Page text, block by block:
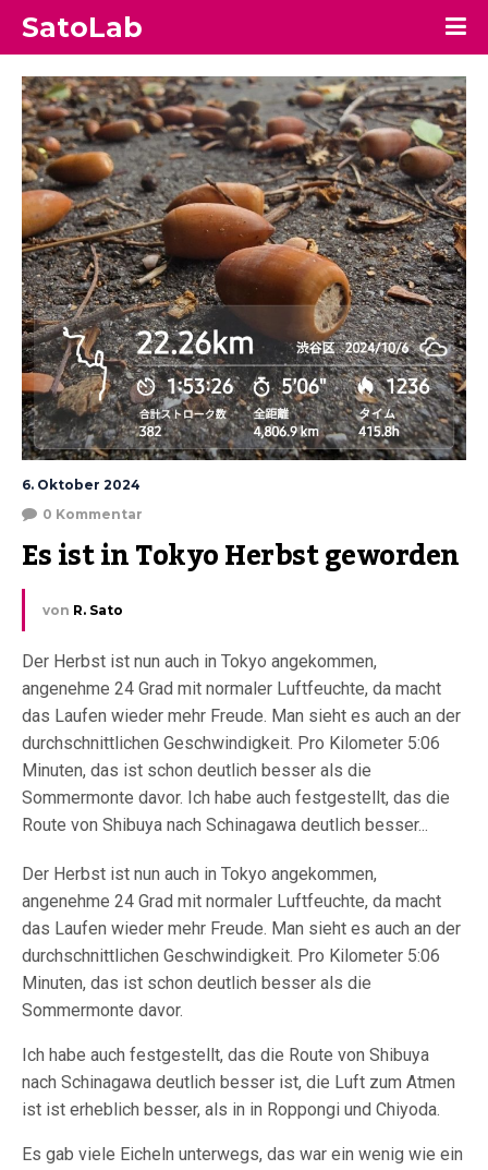
SatoLab
6. Oktober 2024
0 Kommentar
Es ist in Tokyo Herbst geworden
von R. Sato
Der Herbst ist nun auch in Tokyo angekommen,
angenehme 24 Grad mit normaler Luftfeuchte, da macht
das Laufen wieder mehr Freude. Man sieht es auch an der
durchschnittlichen Geschwindigkeit. Pro Kilometer 5:06
Minuten, das ist schon deutlich besser als die
Sommermonte davor. Ich habe auch festgestellt, das die
Route von Shibuya nach Schinagawa deutlich besser...
Der Herbst ist nun auch in Tokyo angekommen,
angenehme 24 Grad mit normaler Luftfeuchte, da macht
das Laufen wieder mehr Freude. Man sieht es auch an der
durchschnittlichen Geschwindigkeit. Pro Kilometer 5:06
Minuten, das ist schon deutlich besser als die
Sommermonte davor.
Ich habe auch festgestellt, das die Route von Shibuya
nach Schinagawa deutlich besser ist, die Luft zum Atmen
ist ist erheblich besser, als in in Roppongi und Chiyoda.
Es gab viele Eicheln unterwegs, das war ein wenig wie ein